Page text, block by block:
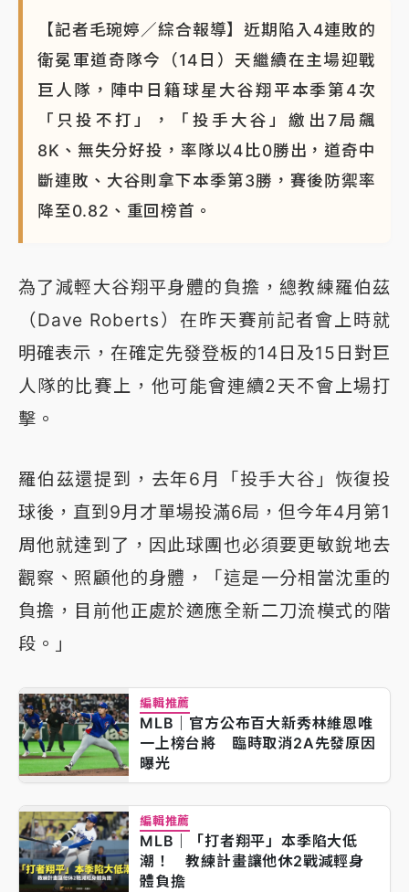
【記者毛琬婷／綜合報導】近期陷入4連敗的
衛冕軍道奇隊今（14日）天繼續在主場迎戰
巨人隊，陣中日籍球星大谷翔平本季第4次
「只投不打」，「投手大谷」繳出7局飆
8K、無失分好投，率隊以4比0勝出，道奇中
斷連敗、大谷則拿下本季第3勝，賽後防禦率
降至0.82、重回榜首。
為了減輕大谷翔平身體的負擔，總教練羅伯茲
（Dave Roberts）在昨天賽前記者會上時就
明確表示，在確定先發登板的14日及15日對巨
人隊的比賽上，他可能會連續2天不會上場打
擊。
羅伯茲還提到，去年6月「投手大谷」恢復投
球後，直到9月才單場投滿6局，但今年4月第1
周他就達到了，因此球團也必須要更敏銳地去
觀察、照顧他的身體，「這是一分相當沈重的
負擔，目前他正處於適應全新二刀流模式的階
段。」
編輯推薦
MLB｜官方公布百大新秀林維恩唯
一上榜台將 臨時取消2A先發原因
曝光
編輯推薦
MLB｜「打者翔平」本季陷大低
潮！ 教練計畫讓他休2戰減輕身
體負擔